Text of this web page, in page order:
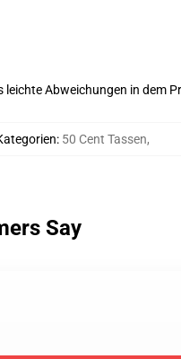
Abweichungen in dem
: 50 Cent Tassen,
Say